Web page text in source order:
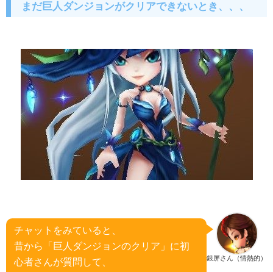
まだ巨人ダンジョンがクリアできないとき、、、
銀屏さん（情熱的）
チャットをみていると、
昔から「巨人ダンジョンのクリア」に初
心者さんが質問して、